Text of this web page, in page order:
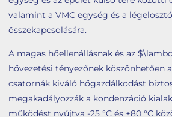
Kapcsolat
Belépés / Regisztráció
Kosár
valamint a VMC egység és a
összekapcsolására.
A magas hőellenállásnak és az
hővezetési tényezőnek köszönhetően
csatornák kiváló hőgazdálkodást
megakadályozzák a kondenzáció
működést nyújtva -25 °C és +80 °C